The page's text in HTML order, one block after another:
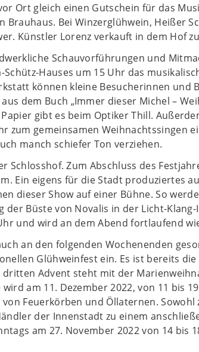
Ort gleich einen Gutschein für das
Brauhaus. Bei Winzerglühwein, Heißer
Künstler Lorenz verkauft in dem Hof
Schauvorführungen und
Hauses um 15 Uhr das
können kleine Besucherinnen und
dem Buch „Immer dieser Michel –
gibt es beim Optiker Thill.
zum gemeinsamen Weihnachtssingen
manch schiefer Ton verziehen.
Schlosshof. Zum Abschluss des
Ein eigens für die Stadt produziertes
dieser Show auf einer Bühne. So
der Büste von Novalis in der Licht-
und wird an dem Abend fortlaufend
an den folgenden Wochenenden
Glühweinfest ein. Es ist bereits
Advent steht mit der
am 11. Dezember 2022, von 11 bis
Feuerkörben und Öllaternen.
der Innenstadt zu einem
am 27. November 2022 von 14 bis